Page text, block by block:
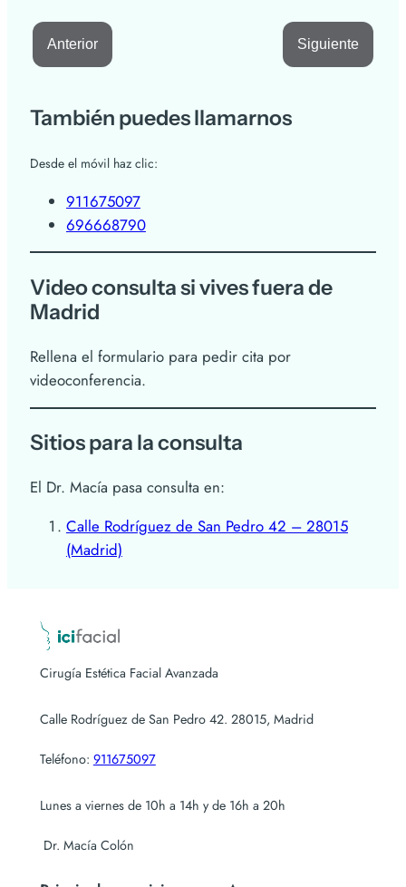
Anterior Siguiente
También puedes llamarnos
Desde el móvil haz clic:
911675097
696668790
Video consulta si vives fuera de
Madrid
Rellena el formulario para pedir cita por
videoconferencia.
Sitios para la consulta
El Dr. Macía pasa consulta en:
Calle Rodríguez de San Pedro 42 – 28015
(Madrid)
Cirugía Estética Facial Avanzada
Calle Rodríguez de San Pedro 42. 28015, Madrid
Teléfono: 911675097
Lunes a viernes de 10h a 14h y de 16h a 20h
Dr. Macía Colón